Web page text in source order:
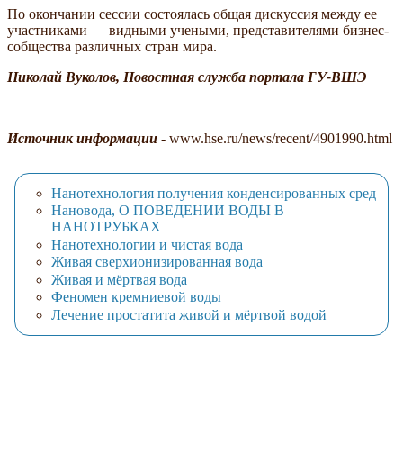
По окончании сессии состоялась общая дискуссия между ее
участниками — видными учеными, представителями бизнес-
собщества различных стран мира.
Николай Вуколов, Новостная служба портала ГУ-ВШЭ
Источник информации - www.hse.ru/news/recent/4901990.html
Нанотехнология получения конденсированных сред
Нановода, О ПОВЕДЕНИИ ВОДЫ В
НАНОТРУБКАХ
Нанотехнологии и чистая вода
Живая сверхионизированная вода
Живая и мёртвая вода
Феномен кремниевой воды
Лечение простатита живой и мёртвой водой